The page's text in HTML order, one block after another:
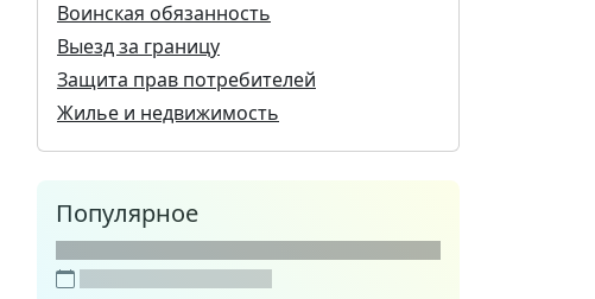
Воинская обязанность
Выезд за границу
Защита прав потребителей
Жилье и недвижимость
Популярное